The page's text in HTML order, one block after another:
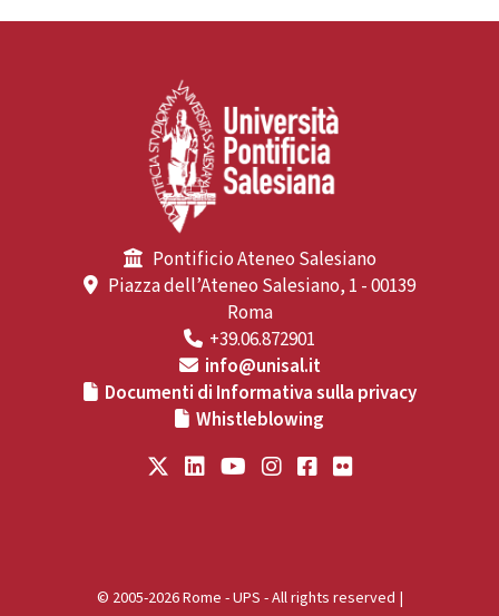
Pontificio Ateneo Salesiano
Piazza dell’Ateneo Salesiano, 1 - 00139
Roma
+39.06.872901
info@unisal.it
Documenti di Informativa sulla privacy
Whistleblowing
© 2005-2026 Rome - UPS - All rights reserved |